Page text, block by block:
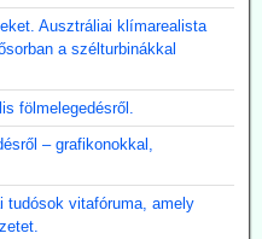
Ausztráliai klímarealista
a szélturbinákkal
fölmelegedésről.
– grafikonokkal,
tudósok vitafóruma, amely